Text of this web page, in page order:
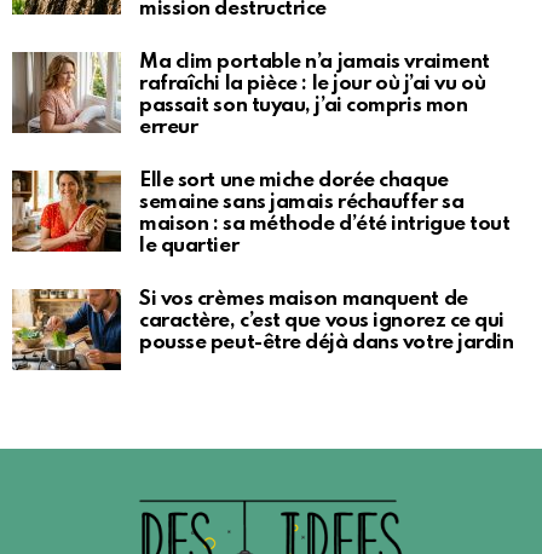
mission destructrice
Ma clim portable n’a jamais vraiment
rafraîchi la pièce : le jour où j’ai vu où
passait son tuyau, j’ai compris mon
erreur
Elle sort une miche dorée chaque
semaine sans jamais réchauffer sa
maison : sa méthode d’été intrigue tout
le quartier
Si vos crèmes maison manquent de
caractère, c’est que vous ignorez ce qui
pousse peut-être déjà dans votre jardin